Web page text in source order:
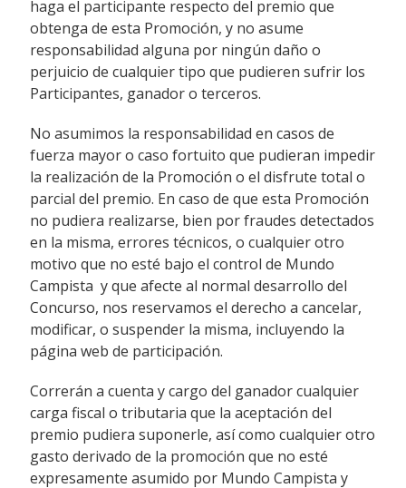
haga el participante respecto del premio que
obtenga de esta Promoción, y no asume
responsabilidad alguna por ningún daño o
perjuicio de cualquier tipo que pudieren sufrir los
Participantes, ganador o terceros.
No asumimos la responsabilidad en casos de
fuerza mayor o caso fortuito que pudieran impedir
la realización de la Promoción o el disfrute total o
parcial del premio. En caso de que esta Promoción
no pudiera realizarse, bien por fraudes detectados
en la misma, errores técnicos, o cualquier otro
motivo que no esté bajo el control de Mundo
Campista y que afecte al normal desarrollo del
Concurso, nos reservamos el derecho a cancelar,
modificar, o suspender la misma, incluyendo la
página web de participación.
Correrán a cuenta y cargo del ganador cualquier
carga fiscal o tributaria que la aceptación del
premio pudiera suponerle, así como cualquier otro
gasto derivado de la promoción que no esté
expresamente asumido por Mundo Campista y